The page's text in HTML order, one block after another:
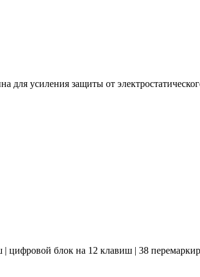
для усиления защиты от
блок на 12 клавиш | 38